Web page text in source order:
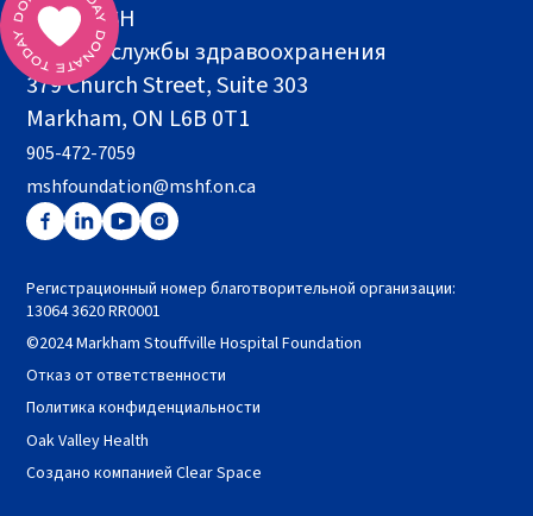
Фонд MSH
Здание службы здравоохранения
379 Church Street, Suite 303
Markham, ON L6B 0T1
905-472-7059
mshfoundation@mshf.on.ca
Регистрационный номер благотворительной организации:
13064 3620 RR0001
©2024 Markham Stouffville Hospital Foundation
Отказ от ответственности
Политика конфиденциальности
Oak Valley Health
Создано компанией Clear Space